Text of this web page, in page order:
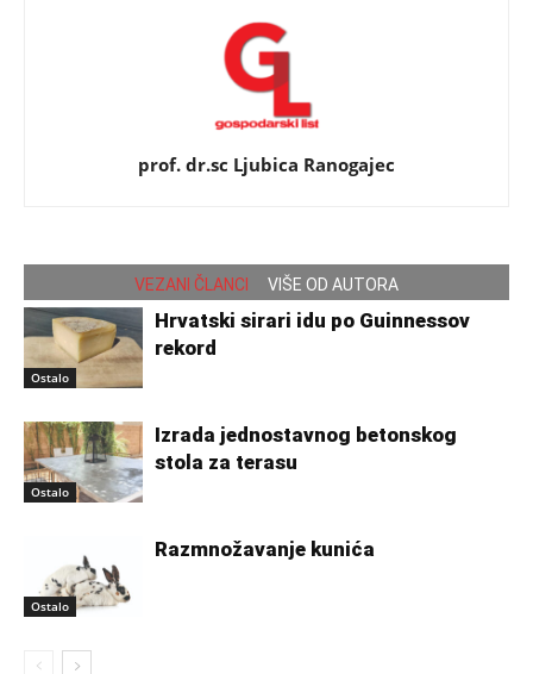
prof. dr.sc Ljubica Ranogajec
VEZANI ČLANCI VIŠE OD AUTORA
Ostalo
Hrvatski sirari idu po Guinnessov
rekord
Ostalo
Izrada jednostavnog betonskog
stola za terasu
Ostalo
Razmnožavanje kunića